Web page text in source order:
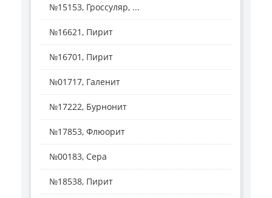
№15153, Гроссуляр, ...
№16621, Пирит
№16701, Пирит
№01717, Галенит
№17222, Бурнонит
№17853, Флюорит
№00183, Сера
№18538, Пирит